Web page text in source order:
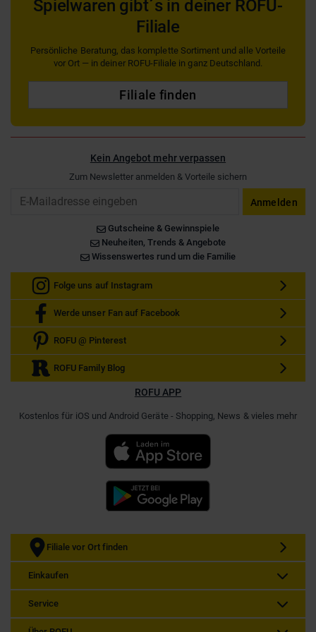
Spielwaren gibt´s in deiner ROFU-
Filiale
Persönliche Beratung, das komplette Sortiment und alle Vorteile
vor Ort — in deiner ROFU-Filiale in ganz Deutschland.
Filiale finden
Kein Angebot mehr verpassen
Zum Newsletter anmelden & Vorteile sichern
Anmelden
Gutscheine & Gewinnspiele
Neuheiten, Trends & Angebote
Wissenswertes rund um die Familie
Folge uns auf Instagram
Werde unser Fan auf Facebook
ROFU @ Pinterest
ROFU Family Blog
ROFU APP
Kostenlos für iOS und Android Geräte - Shopping, News & vieles mehr
Filiale vor Ort finden
Einkaufen
Service